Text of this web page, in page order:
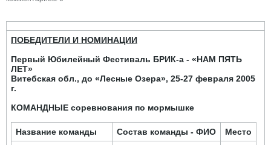
ПОБЕДИТЕЛИ И НОМИНАЦИИ
Первый Юбилейный Фестиваль БРИК-а - «НАМ ПЯТЬ
ЛЕТ»
Витебская обл., до «Лесные Озера», 25-27 февраля 2005
г.
КОМАНДНЫЕ соревнования по мормышке
Название команды Состав команды - ФИО
Место